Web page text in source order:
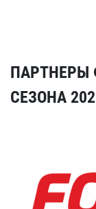
ПАРТНЕРЫ
СЕЗОНА